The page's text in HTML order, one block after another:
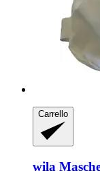
Carrello
wila